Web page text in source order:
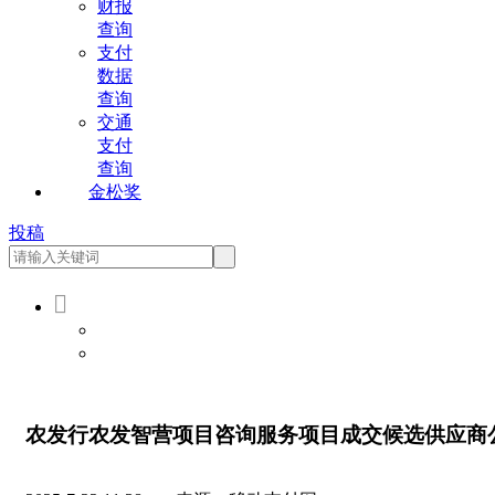
财报
查询
支付
数据
查询
交通
支付
查询
金松奖
投稿

农发行农发智营项目咨询服务项目成交候选供应商